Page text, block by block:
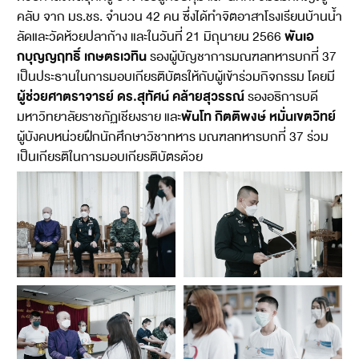
คลับ จาก มร.ชร. จำนวน 42 คน ซึ่งได้ทำจิตอาสาโรงเรียนบ้านน้ำ
ลัดและวัดห้วยปลาก้าง และในวันที่ 21 มิถุนายน 2566พันเอ
กบุญญฤทธิ์ เกษตรเวทินรองผู้บัญชาการมณฑลทหารบกที่ 37
เป็นประธานในการมอบเกียรติบัตรให้กับผู้เข้าร่วมกิจกรรม โดยมี
ผู้ช่วยศาตราจารย์ ดร.สุทัศน์ คล้ายสุวรรณ์รองอธิการบดี
มหาวิทยาลัยราชภัฏเชียงราย และพันโท กิตติพงษ์ หมั่นเขตวิทย์
ผู้บังคบหน่วยฝึกนักศึกษาวิชาทหาร มณฑลทหารบกที่ 37 ร่วม
เป็นเกียรติในการมอบเกียรติบัตรด้วย